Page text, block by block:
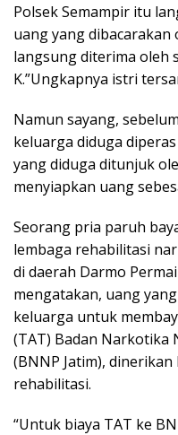
Polsek Semampir itu
uang yang
langsung diterima oleh
K.”Ungkapnya istri
Namun sayang,
keluarga diduga
yang diduga ditunjuk
menyiapkan uang
Seorang pria paruh
lembaga rehabilitasi
di daerah Darmo
mengatakan, uang
keluarga untuk
(TAT) Badan Narkotika
(BNNP Jatim),
rehabilitasi.
“Untuk biaya TAT ke